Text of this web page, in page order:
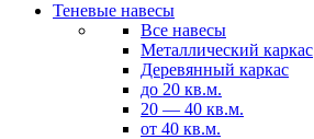
Теневые навесы
Все навесы
Металлический каркас
Деревянный каркас
до 20 кв.м.
20 — 40 кв.м.
от 40 кв.м.